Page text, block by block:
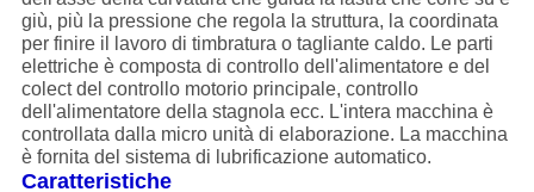
giù, più la pressione che regola la struttura, la coordinata
per finire il lavoro di timbratura o tagliante caldo. Le parti
elettriche è composta di controllo dell'alimentatore e del
colect del controllo motorio principale, controllo
dell'alimentatore della stagnola ecc. L'intera macchina è
controllata dalla micro unità di elaborazione. La macchina
è fornita del sistema di lubrificazione automatico.
Caratteristiche